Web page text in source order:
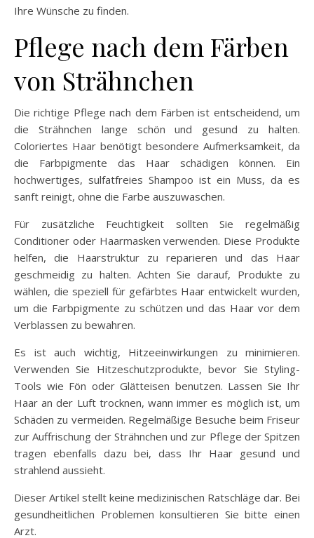
Ihre Wünsche zu finden.
Pflege nach dem Färben
von Strähnchen
Die richtige Pflege nach dem Färben ist entscheidend, um
die Strähnchen lange schön und gesund zu halten.
Coloriertes Haar benötigt besondere Aufmerksamkeit, da
die Farbpigmente das Haar schädigen können. Ein
hochwertiges, sulfatfreies Shampoo ist ein Muss, da es
sanft reinigt, ohne die Farbe auszuwaschen.
Für zusätzliche Feuchtigkeit sollten Sie regelmäßig
Conditioner oder Haarmasken verwenden. Diese Produkte
helfen, die Haarstruktur zu reparieren und das Haar
geschmeidig zu halten. Achten Sie darauf, Produkte zu
wählen, die speziell für gefärbtes Haar entwickelt wurden,
um die Farbpigmente zu schützen und das Haar vor dem
Verblassen zu bewahren.
Es ist auch wichtig, Hitzeeinwirkungen zu minimieren.
Verwenden Sie Hitzeschutzprodukte, bevor Sie Styling-
Tools wie Fön oder Glätteisen benutzen. Lassen Sie Ihr
Haar an der Luft trocknen, wann immer es möglich ist, um
Schäden zu vermeiden. Regelmäßige Besuche beim Friseur
zur Auffrischung der Strähnchen und zur Pflege der Spitzen
tragen ebenfalls dazu bei, dass Ihr Haar gesund und
strahlend aussieht.
Dieser Artikel stellt keine medizinischen Ratschläge dar. Bei
gesundheitlichen Problemen konsultieren Sie bitte einen
Arzt.